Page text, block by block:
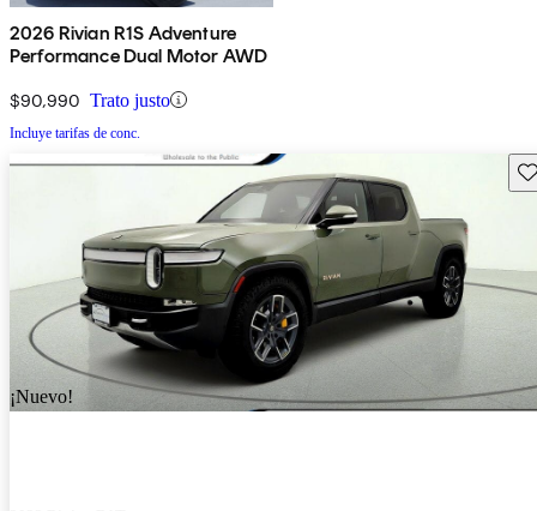
2026 Rivian R1S Adventure
Performance Dual Motor AWD
$90,990 Trato justo
Incluye tarifas de conc.
¡Nuevo!